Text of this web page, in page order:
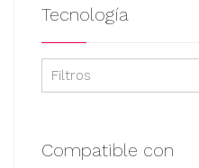
Tecnología
Filtros
Compatible con